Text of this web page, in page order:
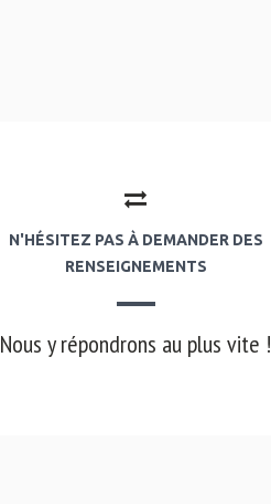
N'HÉSITEZ PAS À DEMANDER DES
RENSEIGNEMENTS
Nous y répondrons au plus vite !